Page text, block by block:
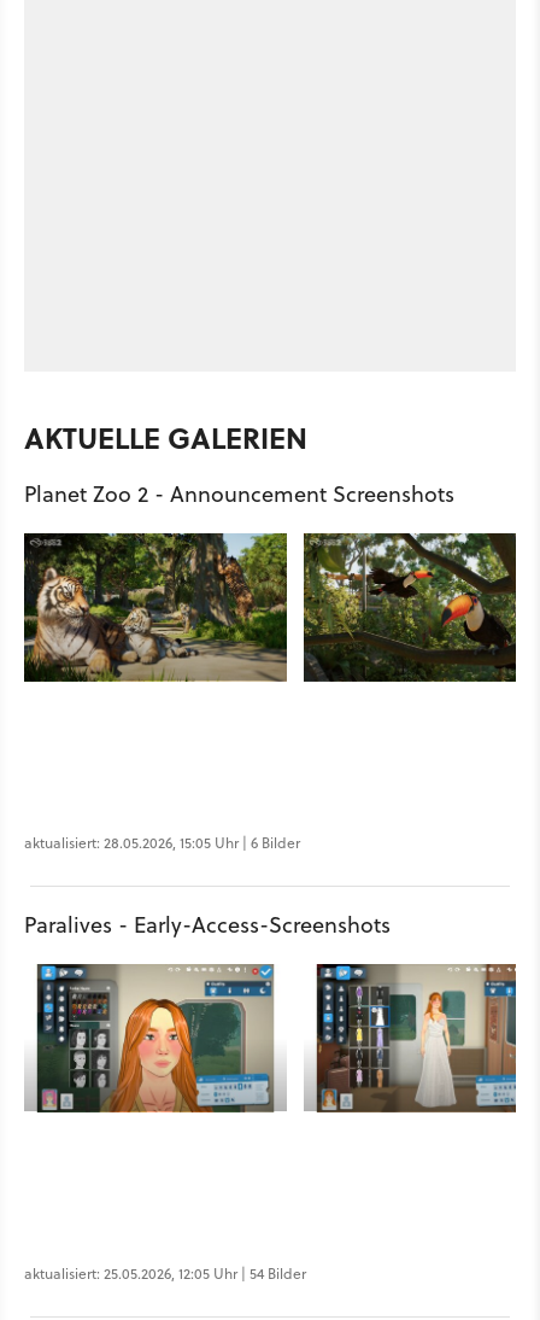
AKTUELLE GALERIEN
Planet Zoo 2 - Announcement Screenshots
aktualisiert: 28.05.2026, 15:05 Uhr | 6 Bilder
Paralives - Early-Access-Screenshots
aktualisiert: 25.05.2026, 12:05 Uhr | 54 Bilder